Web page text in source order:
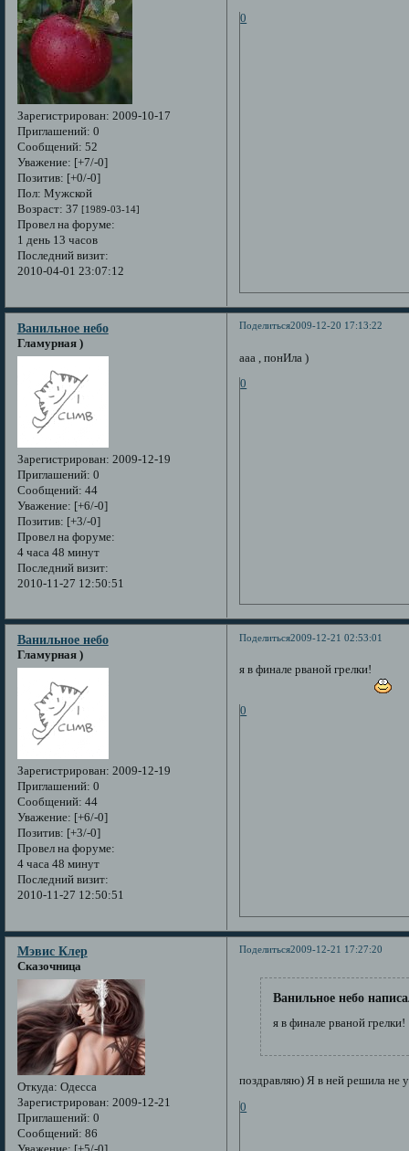
Зарегистрирован: 2009-10-17
Приглашений: 0
Сообщений: 52
Уважение: [+7/-0]
Позитив: [+0/-0]
Пол: Мужской
Возраст: 37 [1989-03-14]
Провел на форуме:
1 день 13 часов
Последний визит:
2010-04-01 23:07:12
0
Поделиться2009-12-20 17:13:22
Ванильное небо
Гламурная )
Зарегистрирован: 2009-12-19
Приглашений: 0
Сообщений: 44
Уважение: [+6/-0]
Позитив: [+3/-0]
Провел на форуме:
4 часа 48 минут
Последний визит:
2010-11-27 12:50:51
ааа , понИла )
0
Поделиться2009-12-21 02:53:01
Ванильное небо
Гламурная )
Зарегистрирован: 2009-12-19
Приглашений: 0
Сообщений: 44
Уважение: [+6/-0]
Позитив: [+3/-0]
Провел на форуме:
4 часа 48 минут
Последний визит:
2010-11-27 12:50:51
я в финале рваной грелки!
0
Поделиться2009-12-21 17:27:20
Мэвис Клер
Сказочница
Откуда: Одесса
Зарегистрирован: 2009-12-21
Приглашений: 0
Сообщений: 86
Ванильное небо
я в финале рваной грелки!
поздравляю) Я в ней решила не
0